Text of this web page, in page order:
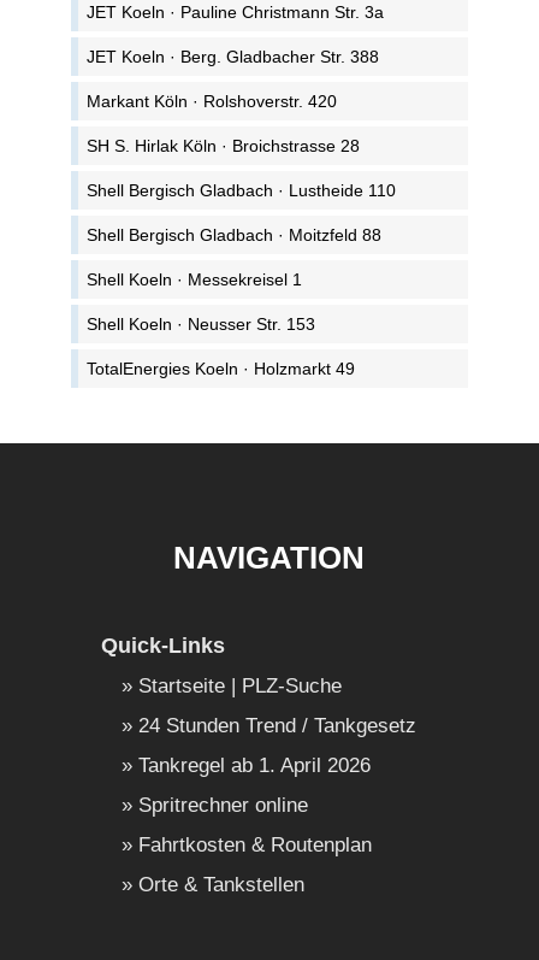
JET Koeln · Pauline Christmann Str. 3a
JET Koeln · Berg. Gladbacher Str. 388
Markant Köln · Rolshoverstr. 420
SH S. Hirlak Köln · Broichstrasse 28
Shell Bergisch Gladbach · Lustheide 110
Shell Bergisch Gladbach · Moitzfeld 88
Shell Koeln · Messekreisel 1
Shell Koeln · Neusser Str. 153
TotalEnergies Koeln · Holzmarkt 49
NAVIGATION
Quick-Links
Startseite | PLZ-Suche
24 Stunden Trend / Tankgesetz
Tankregel ab 1. April 2026
Spritrechner online
Fahrtkosten & Routenplan
Orte & Tankstellen